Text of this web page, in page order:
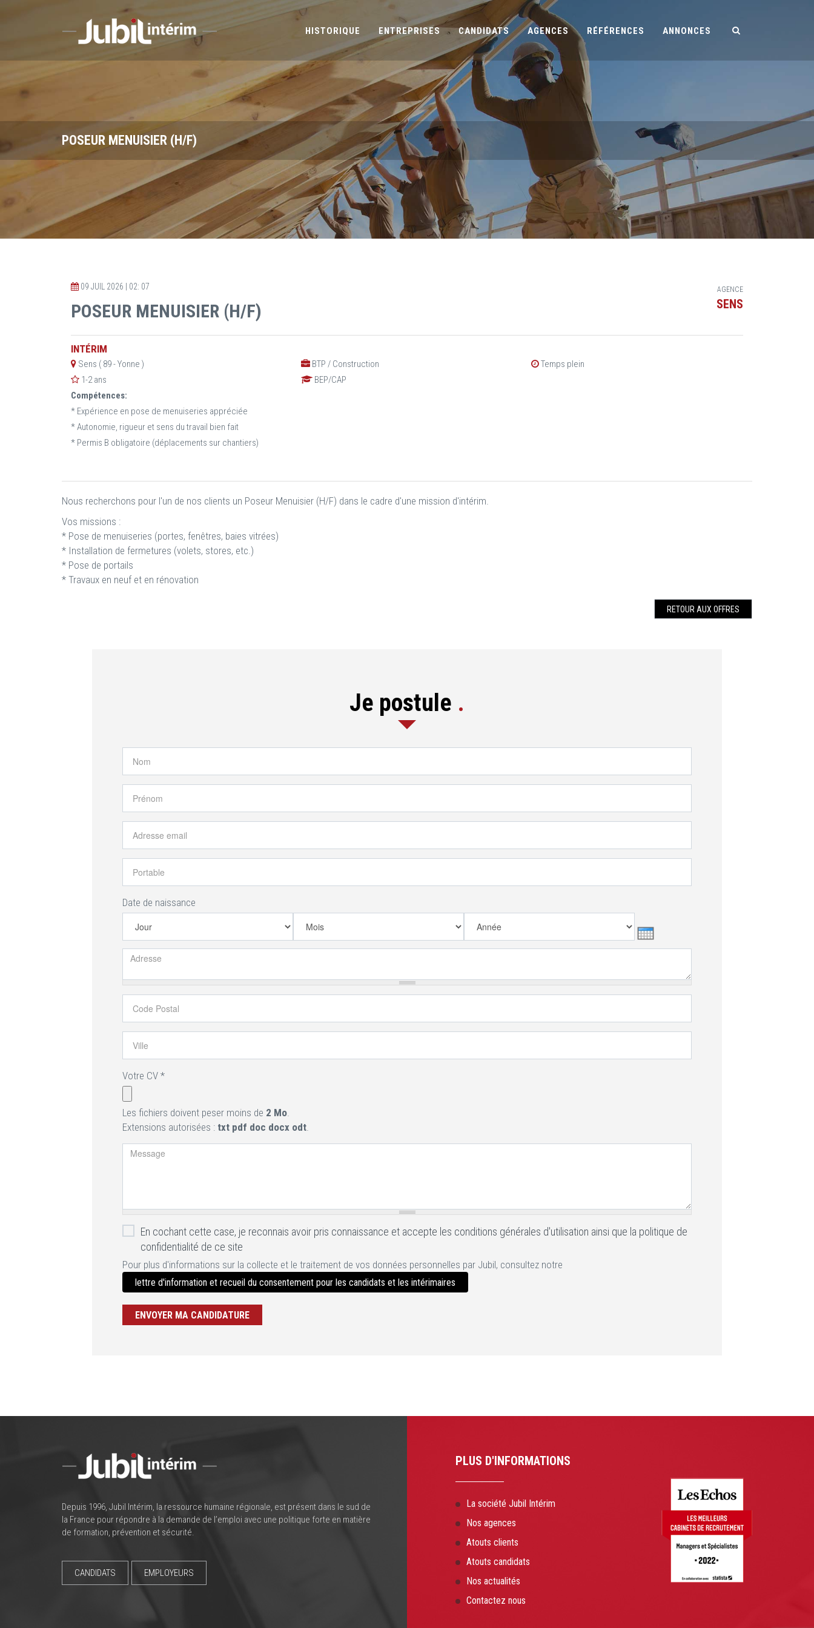
HISTORIQUE ENTREPRISES CANDIDATS AGENCES RÉFÉRENCES ANNONCES
POSEUR MENUISIER (H/F)
09 JUIL 2026 | 02: 07
POSEUR MENUISIER (H/F)
AGENCE
SENS
INTÉRIM
Sens ( 89 - Yonne ) BTP / Construction
Temps plein
1-2 ans
BEP/CAP
Compétences:
* Expérience en pose de menuiseries appréciée
* Autonomie, rigueur et sens du travail bien fait
* Permis B obligatoire (déplacements sur chantiers)
Nous recherchons pour l'un de nos clients un Poseur Menuisier (H/F) dans le cadre d'une mission d'intérim.
Vos missions :
* Pose de menuiseries (portes, fenêtres, baies vitrées)
* Installation de fermetures (volets, stores, etc.)
* Pose de portails
* Travaux en neuf et en rénovation
RETOUR AUX OFFRES
Je postule
Date de naissance
Adresse*
Votre CV *
Les fichiers doivent peser moins de 2 Mo.
Extensions autorisées : txt pdf doc docx odt.
Message
Validation RGPD *
En cochant cette case, je reconnais avoir pris connaissance et accepte les conditions générales d'utilisation ainsi que la politique de
confidentialité de ce site
Pour plus d'informations sur la collecte et le traitement de vos données personnelles par Jubil, consultez notre
lettre d'information et recueil du consentement pour les candidats et les intérimaires
Depuis 1996, Jubil Intérim, la ressource humaine régionale, est présent dans le sud de
la France pour répondre à la demande de l’emploi avec une politique forte en matière
de formation, prévention et sécurité.
CANDIDATS EMPLOYEURS
PLUS D'INFORMATIONS
La société Jubil Intérim
Nos agences
Atouts clients
Atouts candidats
Nos actualités
Contactez nous